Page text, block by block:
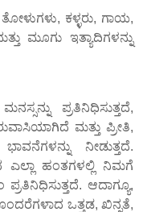
ಕಳ್ಳರು, ಗಾಯ,
ಮೂಗು ಇತ್ಯಾದಿಗಳನ್ನು
ಪ್ರತಿನಿಧಿಸುತ್ತದೆ,
ಮತ್ತು ಪ್ರೀತಿ,
ನೀಡುತ್ತದೆ.
ಎಲ್ಲಾ ಹಂತಗಳಲ್ಲಿ ನಿಮಗೆ
ಆದಾಗ್ಯೂ,
ಒತ್ತಡ, ಖಿನ್ನತೆ,